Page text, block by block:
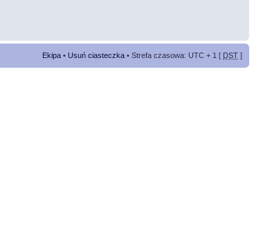
Ekipa • Usuń ciasteczka • Strefa czasowa: UTC + 1 [ DST ]